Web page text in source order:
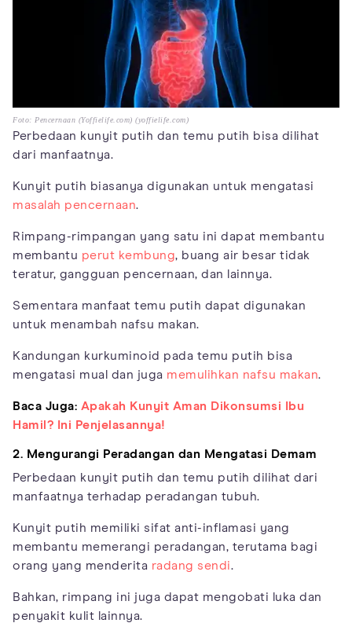
Foto: Pencernaan (Yoffielife.com) (yoffielife.com)
Perbedaan kunyit putih dan temu putih bisa dilihat
dari manfaatnya.
Kunyit putih biasanya digunakan untuk mengatasi
masalah pencernaan.
Rimpang-rimpangan yang satu ini dapat membantu
membantu perut kembung, buang air besar tidak
teratur, gangguan pencernaan, dan lainnya.
Sementara manfaat temu putih dapat digunakan
untuk menambah nafsu makan.
Kandungan kurkuminoid pada temu putih bisa
mengatasi mual dan juga memulihkan nafsu makan.
Baca Juga: Apakah Kunyit Aman Dikonsumsi Ibu
Hamil? Ini Penjelasannya!
2. Mengurangi Peradangan dan Mengatasi Demam
Perbedaan kunyit putih dan temu putih dilihat dari
manfaatnya terhadap peradangan tubuh.
Kunyit putih memiliki sifat anti-inflamasi yang
membantu memerangi peradangan, terutama bagi
orang yang menderita radang sendi.
Bahkan, rimpang ini juga dapat mengobati luka dan
penyakit kulit lainnya.